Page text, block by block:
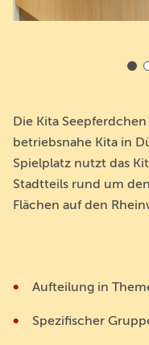
Die Kita
betriebsnahe Kita in
Spielplatz nutzt das
Stadtteils rund um
Flächen auf den
Aufteilung in
Spezifischer